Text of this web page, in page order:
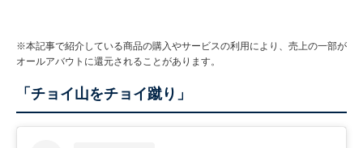
※本記事で紹介している商品の購入やサービスの利用により、売上の一部が
オールアバウトに還元されることがあります。
「チョイ山をチョイ蹴り」